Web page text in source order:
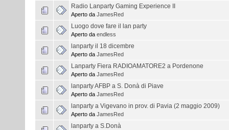
Radio Lanparty Gaming Experience II
Aperto da JamesRed
Luogo dove fare il lan party
Aperto da endless
lanparty il 18 dicembre
Aperto da JamesRed
Lanparty Fiera RADIOAMATORE2 a Pordenone
Aperto da JamesRed
lanparty AFBP a S. Donà di Piave
Aperto da JamesRed
lanparty a Vigevano in prov. di Pavia (2 maggio 2009)
Aperto da JamesRed
lanparty a S.Donà